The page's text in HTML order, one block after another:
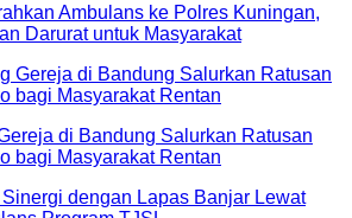
Ambulans ke Polres Kuningan,
Darurat untuk Masyarakat
di Bandung Salurkan Ratusan
bagi Masyarakat Rentan